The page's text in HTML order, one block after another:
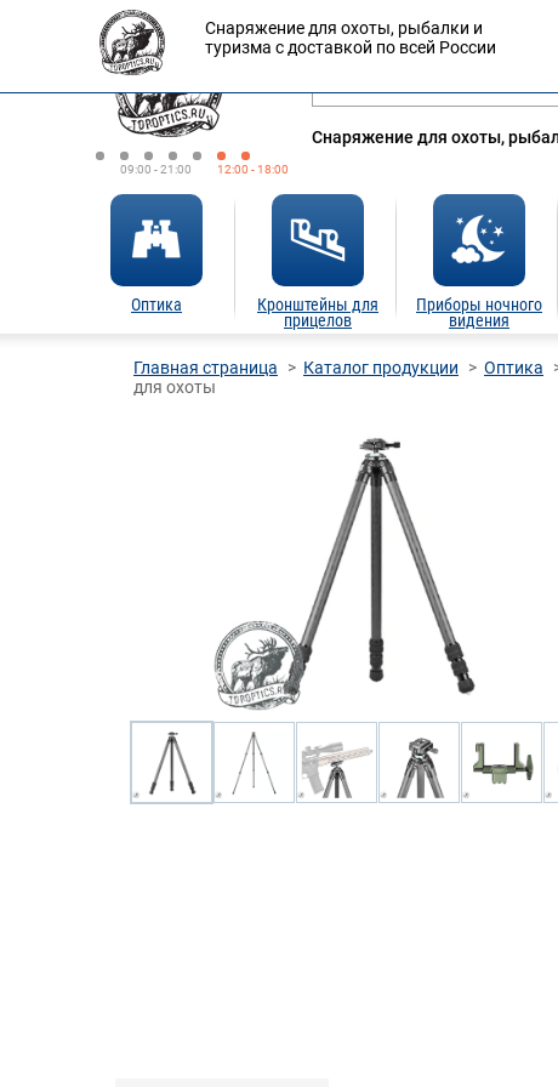
09:00 - 21:00 12:00 - 18:00
Оплата Доставка
Снаряжение для охоты,
Оптика
Кронштейны для
прицелов
Приборы ночного
видения
Снаряжение для охоты, рыбалки и
туризма с доставкой по всей России
Главная страница Каталог продукции Оптика
для охоты